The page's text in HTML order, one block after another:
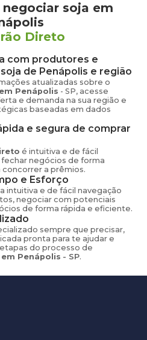
soja em
Direto
com produtores e
soja de Penápolis e região
atualizadas sobre o
Penápolis - SP, acesse
e demanda na sua região e
baseadas em dados
e segura de comprar
é intuitiva e de fácil
negócios de forma
concorrer a prêmios.
e Esforço
intuitiva e de fácil navegação
negociar com potenciais
de forma rápida e eficiente.
sempre que precisar,
pronta para te ajudar e
do processo de
em Penápolis - SP.